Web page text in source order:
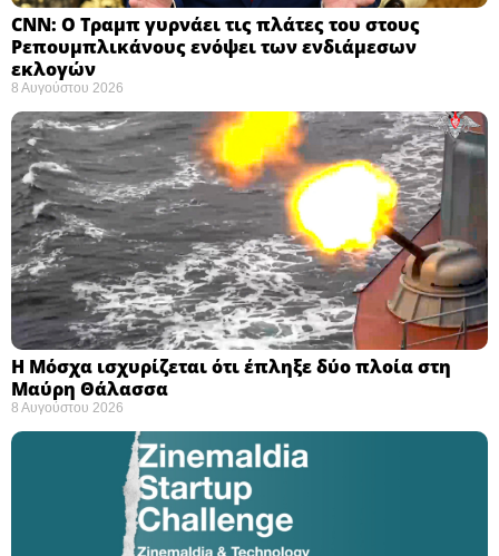
CNN: Ο Τραμπ γυρνάει τις πλάτες του στους
Ρεπουμπλικάνους ενόψει των ενδιάμεσων
εκλογών ​
8 Αυγούστου 2026
Η Μόσχα ισχυρίζεται ότι έπληξε δύο πλοία στη
Μαύρη Θάλασσα ​
8 Αυγούστου 2026